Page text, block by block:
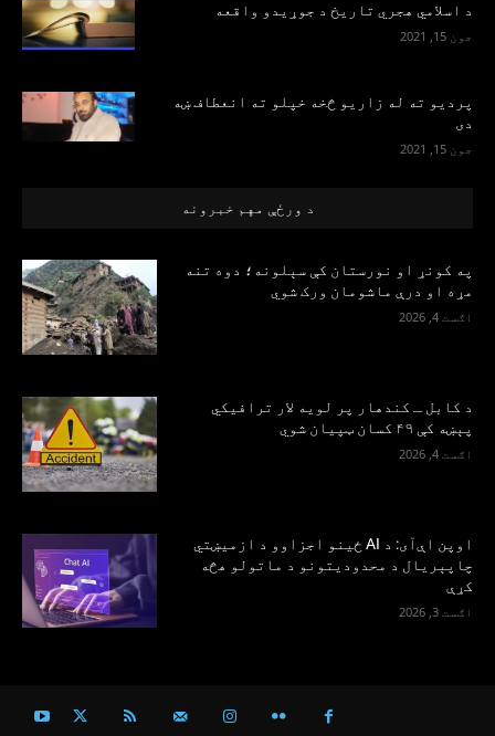
د اسلامي هجري تاریخ د جوړیدو واقعه
جون 15, 2021
پرديو ته له زاريو څخه خپلو ته انعطاف ښه
دی
جون 15, 2021
د ورځې مهم خبرونه
په کونړ او نورستان کې سېلونه؛ دوه تنه
مړه او درې ماشومان ورک شوي
اګست 4, 2026
د کابل ـ کندهار پر لویه لار ترافیکي
پېښه کې ۴۹ کسان ټپيان شوي
اګست 4, 2026
اوپن اې‌آی: د AI ځینو اجزاوو د ازمیښتي
چاپېریال د محدودیتونو د ماتولو هڅه
کړې
اګست 3, 2026